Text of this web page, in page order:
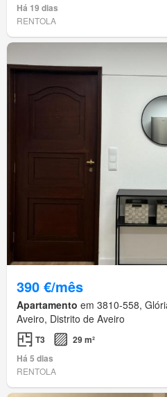
Há 19 dias
RENTOLA
390 €/mês
Apartamento em 3810-558,
Aveiro, Distrito de Aveiro
T3
29 m²
Há 5 dias
RENTOLA